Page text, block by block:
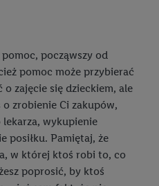
począwszy od
pomoc może przybierać
zajęcie się dzieckiem, ale
zrobienie Ci zakupów,
wykupienie
posiłku. Pamiętaj, że
w której ktoś robi to, co
poprosić, by ktoś
sposób jak poniżej opisany
aby rozpoznać użytkownika
podmioty trzecie i wyświetlać
tym celu my i jeden z innych
będziemy również jako
adres e-mail użytkownika